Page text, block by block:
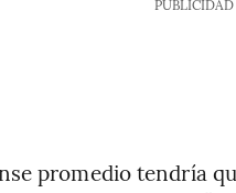
PUBLICIDAD
promedio tendría